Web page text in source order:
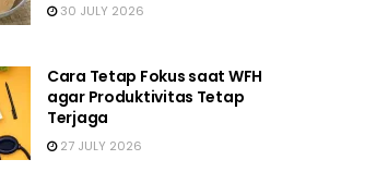
30 JULY 2026
Cara Tetap Fokus saat WFH
agar Produktivitas Tetap
Terjaga
27 JULY 2026